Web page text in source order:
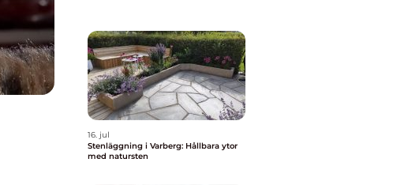
16. jul
Stenläggning i Varberg: Hållbara ytor
med natursten